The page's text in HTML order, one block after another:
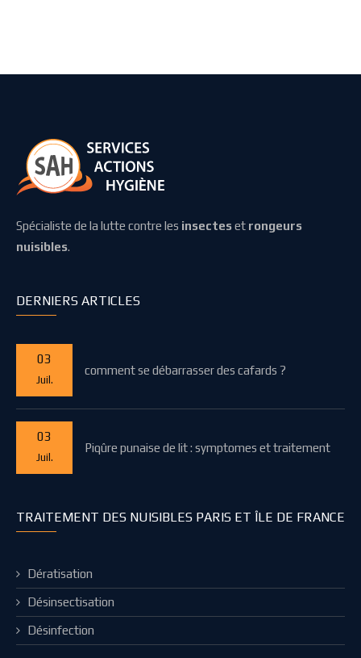
Spécialiste de la lutte contre les insecteset rongeurs
nuisibles.
DERNIERS ARTICLES
03
Juil.
comment se débarrasser des cafards ?
03
Juil.
Piqûre punaise de lit : symptomes et traitement
TRAITEMENT DES NUISIBLES PARIS ET ÎLE DE FRANCE
Dératisation
Désinsectisation
Désinfection